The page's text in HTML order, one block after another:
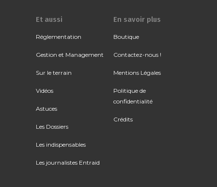
Et aussi
Réglementation
Gestion et Management
Sur le terrain
Vidéos
Astuces
Les Dossiers
Les indispensables
Les journalistes Entraid
En savoir plus
Boutique
Contactez-nous !
Mentions Légales
Politique de
confidentialité
Crédits